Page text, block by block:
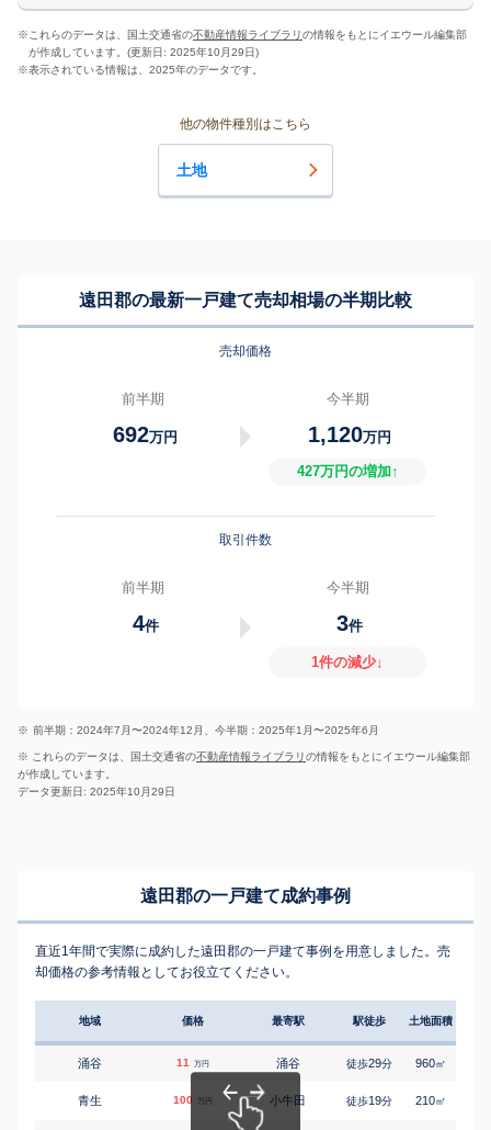
※ これらのデータは、国土交通省の不動産情報ライブラリの情報をもとにイエウール編集部
が作成しています。(更新日: 2025年10月29日)
※表示されている情報は、2025年のデータです。
他の物件種別はこちら
土地
遠田郡の最新一戸建て売却相場の半期比較
売却価格
前半期
692万円
今半期
1,120万円
427万円の増加↑
取引件数
前半期
4件
今半期
3件
1件の減少↓
※ 前半期：2024年7月〜2024年12月、今半期：2025年1月〜2025年6月
※ これらのデータは、国土交通省の不動産情報ライブラリの情報をもとにイエウール編集部
が作成しています。
データ更新日: 2025年10月29日
遠田郡の一戸建て成約事例
直近1年間で実際に成約した遠田郡の一戸建て事例を用意しました。売
却価格の参考情報としてお役立てください。
地域 価格 最寄駅 駅徒歩 土地面積
涌谷 11 万円 涌谷 徒歩29分 960㎡
青生 100 万円 小牛田 徒歩19分 210㎡